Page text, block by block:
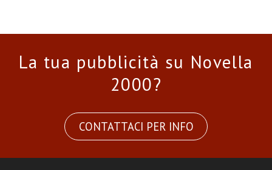
La tua pubblicità su Novella
2000?
CONTATTACI PER INFO